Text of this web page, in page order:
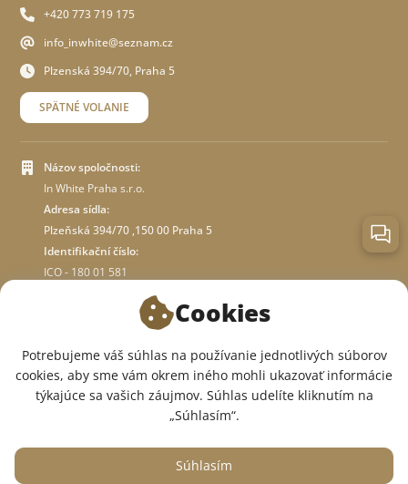
+420 773 719 175
info_inwhite@seznam.cz
Plzenská 394/70, Praha 5
SPÄTNÉ VOLANIE
Názov spoločnosti:
In White Praha s.r.o.
Adresa sídla:
Plzeňská 394/70 ,150 00 Praha 5
Identifikační číslo:
ICO - 180 01 581
O OBCHODE
SME V SOCIÁLNYCH SIEŤACH:
Cookies
Potrebujeme váš súhlas na používanie jednotlivých súborov
cookies, aby sme vám okrem iného mohli ukazovať informácie
týkajúce sa vašich záujmov. Súhlas udelíte kliknutím na
„Súhlasím“.
Súhlasím